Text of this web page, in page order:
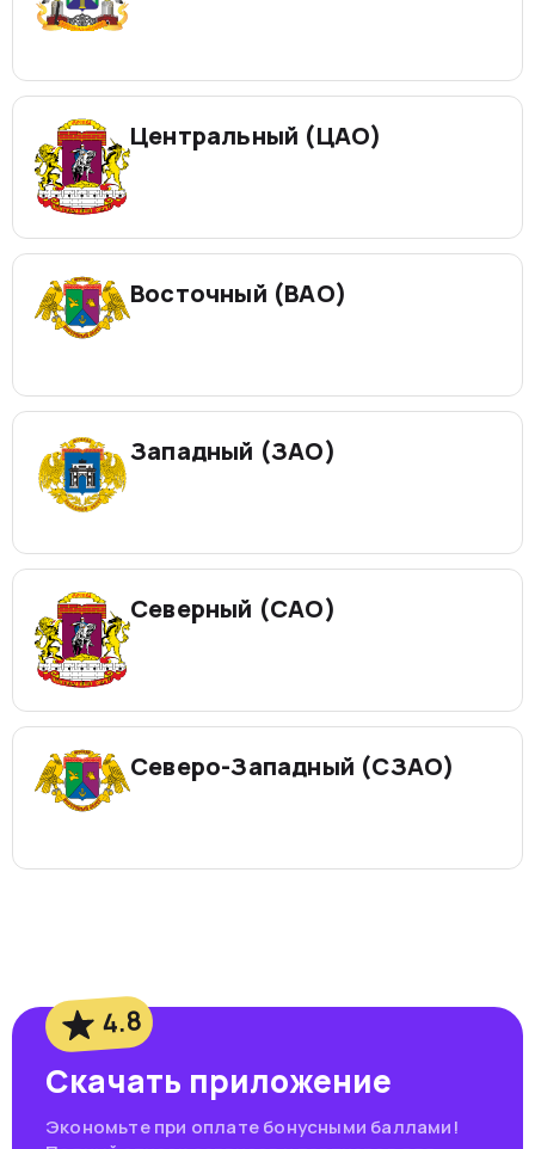
Центральный (ЦАО)
Восточный (ВАО)
Западный (ЗАО)
Северный (САО)
Северо-Западный (СЗАО)
4.8
Скачать приложение
Экономьте при оплате бонусными баллами!